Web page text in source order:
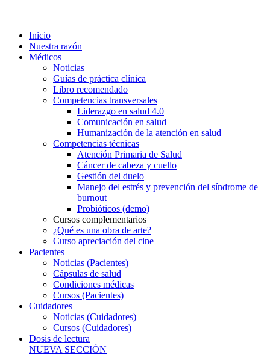
Inicio
Nuestra razón
Médicos
Noticias
Guías de práctica clínica
Libro recomendado
Competencias transversales
Liderazgo en salud 4.0
Comunicación en salud
Humanización de la atención en salud
Competencias técnicas
Atención Primaria de Salud
Cáncer de cabeza y cuello
Gestión del duelo
Manejo del estrés y prevención del síndrome de
burnout
Probióticos (demo)
Cursos complementarios
¿Qué es una obra de arte?
Curso apreciación del cine
Pacientes
Noticias (Pacientes)
Cápsulas de salud
Condiciones médicas
Cursos (Pacientes)
Cuidadores
Noticias (Cuidadores)
Cursos (Cuidadores)
Dosis de lectura
NUEVA SECCIÓN